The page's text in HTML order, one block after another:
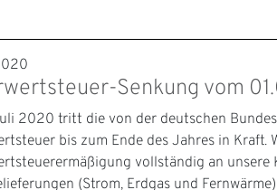
Senkung vom
2020 tritt die von der deutschen
bis zum Ende des Jahres in Kraft.
vollständig an unsere
(Strom, Erdgas und